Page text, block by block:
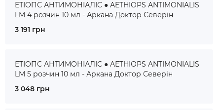
ЕТІОПС АНТИМОНІАЛІС ● AETHIOPS ANTIMONIALIS
LM 4 розчин 10 мл - Аркана Доктор Северін
3 191 грн
ЕТІОПС АНТИМОНІАЛІС ● AETHIOPS ANTIMONIALIS
LM 5 розчин 10 мл - Аркана Доктор Северін
3 048 грн